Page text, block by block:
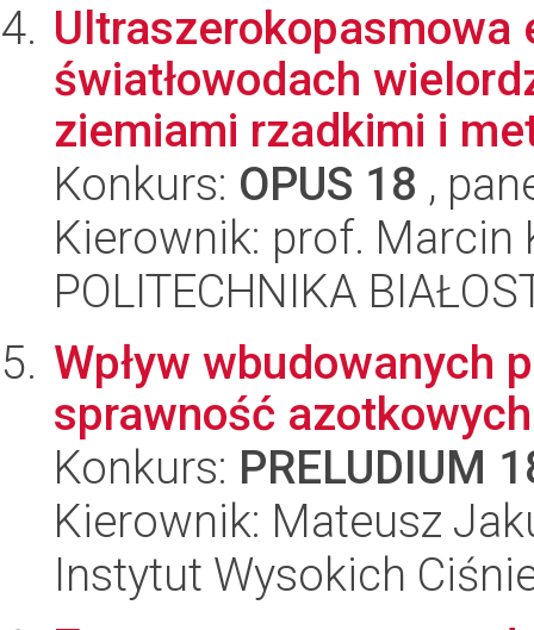
światłowodach
ziemiami rzadkimi i
Konkurs: OPUS 18 ,
Kierownik: prof. Marcin
POLITECHNIKA
Wpływ wbudowanych
sprawność
Konkurs: PRELUDIUM
Kierownik: Mateusz
Instytut Wysokich